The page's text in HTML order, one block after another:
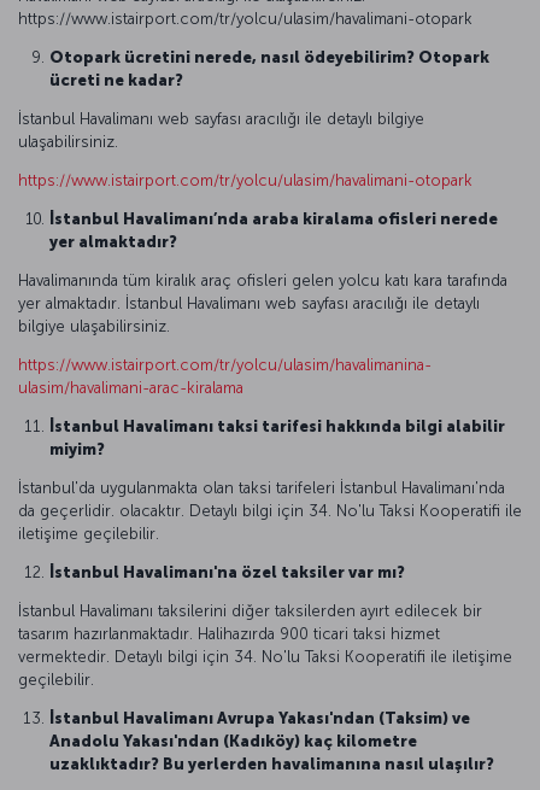
https://www.istairport.com/tr/yolcu/ulasim/havalimani-otopark
Otopark ücretini nerede, nasıl ödeyebilirim? Otopark
ücreti ne kadar?
İstanbul Havalimanı web sayfası aracılığı ile detaylı bilgiye
ulaşabilirsiniz.
https://www.istairport.com/tr/yolcu/ulasim/havalimani-otopark
İstanbul Havalimanı’nda araba kiralama ofisleri nerede
yer almaktadır?
Havalimanında tüm kiralık araç ofisleri gelen yolcu katı kara tarafında
yer almaktadır. İstanbul Havalimanı web sayfası aracılığı ile detaylı
bilgiye ulaşabilirsiniz.
https://www.istairport.com/tr/yolcu/ulasim/havalimanina-
ulasim/havalimani-arac-kiralama
İstanbul Havalimanı taksi tarifesi hakkında bilgi alabilir
miyim?
İstanbul'da uygulanmakta olan taksi tarifeleri İstanbul Havalimanı'nda
da geçerlidir. olacaktır. Detaylı bilgi için 34. No'lu Taksi Kooperatifi ile
iletişime geçilebilir.
İstanbul Havalimanı'na özel taksiler var mı?
İstanbul Havalimanı taksilerini diğer taksilerden ayırt edilecek bir
tasarım hazırlanmaktadır. Halihazırda 900 ticari taksi hizmet
vermektedir. Detaylı bilgi için 34. No'lu Taksi Kooperatifi ile iletişime
geçilebilir.
İstanbul Havalimanı Avrupa Yakası'ndan (Taksim) ve
Anadolu Yakası'ndan (Kadıköy) kaç kilometre
uzaklıktadır? Bu yerlerden havalimanına nasıl ulaşılır?